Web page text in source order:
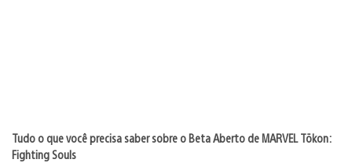
Tudo o que você precisa saber sobre o Beta Aberto de MARVEL Tōkon:
Fighting Souls